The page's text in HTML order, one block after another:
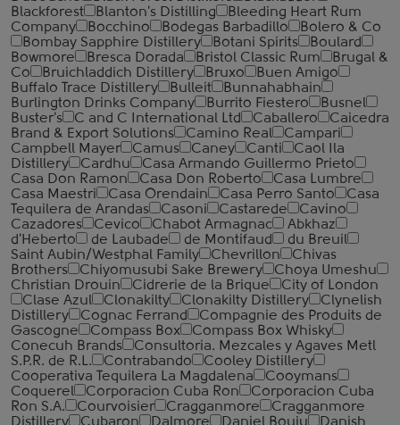
Blackforest
Blanton's Distilling
Bleeding Heart Rum
Company
Bocchino Bodegas Barbadillo
Bolero & Co
Bombay Sapphire Distillery
Botani Spirits
Boulard
Bowmore
Bresca Dorada Bristol Classic Rum
Brugal &
Co
Bruichladdich Distillery Bruxo
Buen Amigo
Buffalo Trace Distillery
Bulleit
Bunnahabhain
Burlington Drinks Company
Burrito Fiestero
Busnel
Buster's
C and C International Ltd Caballero
Caicedra
Brand & Export Solutions
Camino Real
Campari
Campbell Mayer
Camus Caney Canti
Caol Ila
Distillery
Cardhu
Casa Armando Guillermo Prieto
Casa Don Ramon
Casa Don Roberto
Casa Lumbre
Casa Maestri
Casa Orendain Casa Perro Santo
Casa
Tequilera de Arandas
Casoni Castarede
Cavino
Cazadores
Cevico Chabot Armagnac
Abkhaz
d'Heberto
de Laubade de Montifaud
du Breuil
Saint Aubin/Westphal Family
Chevrillon
Chivas
Brothers
Chiyomusubi Sake Brewery
Choya Umeshu
Christian Drouin
Cidrerie de la Brique
City of London
Clase Azul
Clonakilty Clonakilty Distillery
Clynelish
Distillery
Cognac Ferrand
Compagnie des Produits de
Gascogne
Compass Box
Compass Box Whisky
Conecuh Brands
Consultoria. Mezcales y Agaves Metl
S.P.R. de R.L.
Contrabando
Cooley Distillery
Cooperativa Tequilera La Magdalena
Cooymans
Coquerel
Corporacion Cuba Ron
Corporacion Cuba
Ron S.A.
Courvoisier Cragganmore
Cragganmore